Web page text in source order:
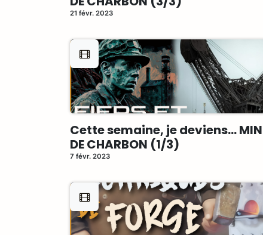
21 févr. 2023
Cette semaine, je deviens...
DE CHARBON (1/3)
7 févr. 2023